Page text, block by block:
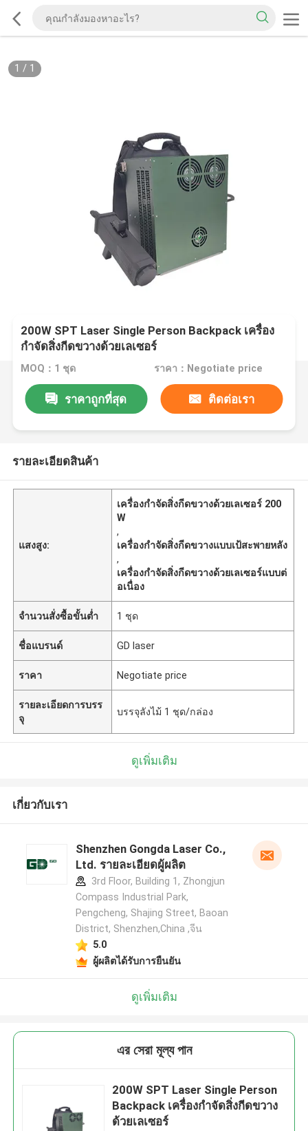
1 / 1
200W SPT Laser Single Person Backpack เครื่อง
กำจัดสิ่งกีดขวางด้วยเลเซอร์
MOQ：1 ชุด ราคา：Negotiate price
ราคาถูกที่สุด ติดต่อเรา
รายละเอียดสินค้า
แสงสูง:
เครื่องกำจัดสิ่งกีดขวางด้วยเลเซอร์ 200
W
,
เครื่องกำจัดสิ่งกีดขวางแบบเป้สะพายหลัง
,
เครื่องกำจัดสิ่งกีดขวางด้วยเลเซอร์แบบต่
อเนื่อง
จำนวนสั่งซื้อขั้นต่ำ 1 ชุด
ชื่อแบรนด์ GD laser
ราคา Negotiate price
รายละเอียดการบรร
จุ
บรรจุลังไม้ 1 ชุด/กล่อง
ดูเพิ่มเติม
เกี่ยวกับเรา
Shenzhen Gongda Laser Co.,
Ltd. รายละเอียดผู้ผลิต
3rd Floor, Building 1, Zhongjun
Compass Industrial Park,
Pengcheng, Shajing Street, Baoan
District, Shenzhen,China ,จีน
5.0
ผู้ผลิตได้รับการยืนยัน
ดูเพิ่มเติม
এর সেরা মূল্য পান
200W SPT Laser Single Person
Backpack เครื่องกำจัดสิ่งกีดขวาง
ด้วยเลเซอร์